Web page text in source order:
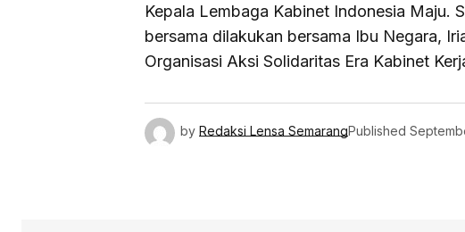
Kepala Lembaga Kabinet Indonesia Maju.
bersama dilakukan bersama Ibu Negara,
Organisasi Aksi Solidaritas Era Kabinet
by Redaksi Lensa SemarangPublished